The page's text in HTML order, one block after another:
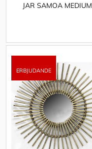
JAR SAMOA MEDIUM